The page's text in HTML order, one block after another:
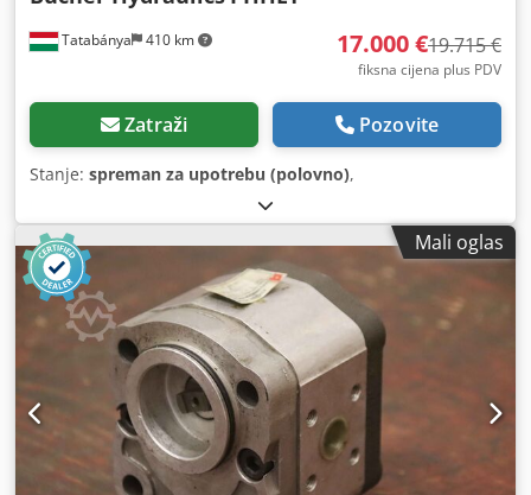
Tatabánya 410 km 17.000 €19.715 €
fiksna cijena plus PDV
Zatraži Pozovite
Stanje: spreman za upotrebu (polovno),
Mali oglas